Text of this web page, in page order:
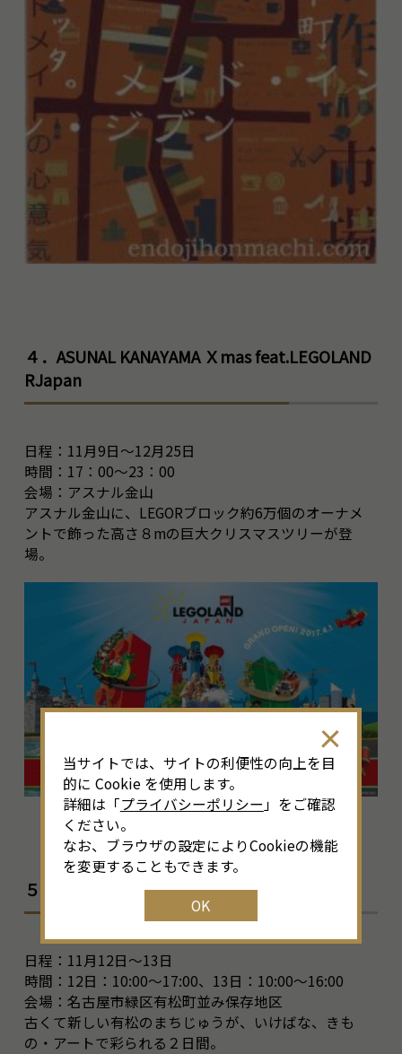
４．ASUNAL KANAYAMA Ｘmas feat.LEGOLAND
RJapan
日程：11月9日～12月25日
時間：17：00～23：00
会場：アスナル金山
アスナル金山に、LEGORブロック約6万個のオーナメ
ントで飾った高さ８mの巨大クリスマスツリーが登
場。
５．晩秋の有松を楽しむ会２０１６
日程：11月12日～13日
時間：12日：10:00～17:00、13日：10:00～16:00
会場：名古屋市緑区有松町並み保存地区
古くて新しい有松のまちじゅうが、いけばな、きも
の・アートで彩られる２日間。
当サイトでは、サイトの利便性の向上を目
的に Cookie を使用します。
詳細は「プライバシーポリシー 」をご確認
ください。
なお、ブラウザの設定によりCookieの機能
を変更することもできます。
OK